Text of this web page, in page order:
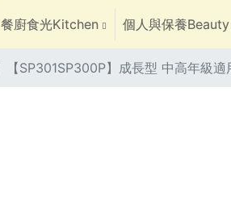
餐廚食光Kitchen 個人與保養Beauty
【SP301SP300P】成長型 中高年級